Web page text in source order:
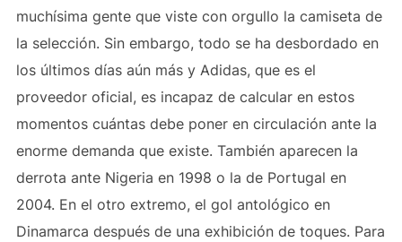
muchísima gente que viste con orgullo la camiseta de
la selección. Sin embargo, todo se ha desbordado en
los últimos días aún más y Adidas, que es el
proveedor oficial, es incapaz de calcular en estos
momentos cuántas debe poner en circulación ante la
enorme demanda que existe. También aparecen la
derrota ante Nigeria en 1998 o la de Portugal en
2004. En el otro extremo, el gol antológico en
Dinamarca después de una exhibición de toques. Para